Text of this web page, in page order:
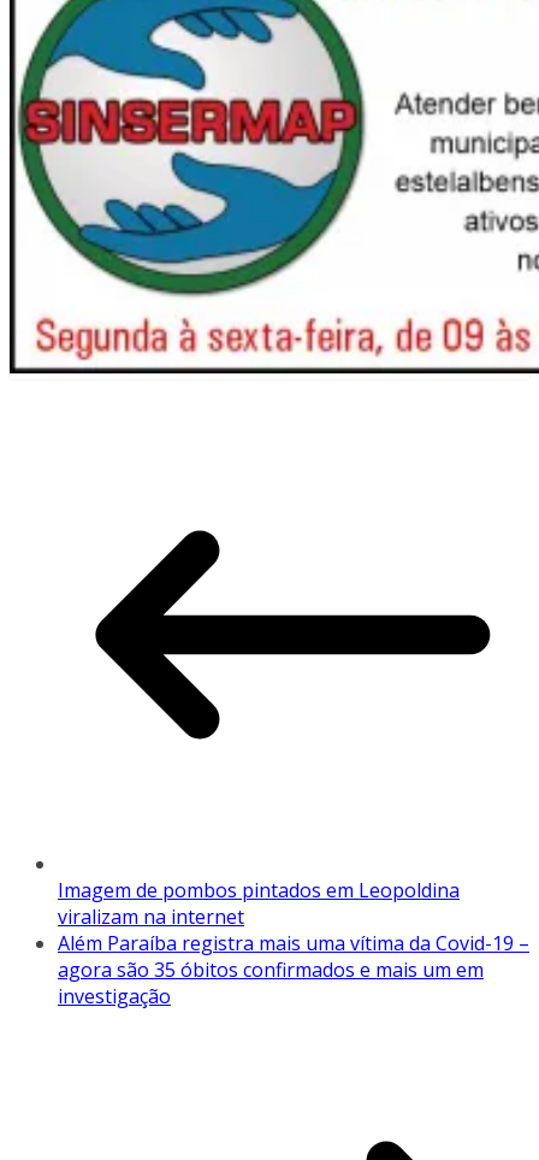
Imagem de pombos pintados em Leopoldina
viralizam na internet
Além Paraíba registra mais uma vítima da Covid-19 –
agora são 35 óbitos confirmados e mais um em
investigação